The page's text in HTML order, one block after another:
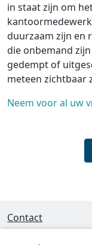
in staat zijn om
duurzaam zijn en
die onbemand
gedempt of
meteen zichtbaar
Neem voor al uw
Contact
Interleuvenlaan